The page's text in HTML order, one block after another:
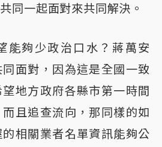
同一起面對來共同解決。
能夠少政治口水？蔣萬安
面對，因為這是全國一致
地方政府各縣市第一時間
且追查流向，那同樣的如
相關業者名單資訊能夠公